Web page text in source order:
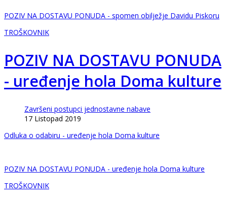
POZIV NA DOSTAVU PONUDA - spomen obilježje Davidu Piskoru
TROŠKOVNIK
POZIV NA DOSTAVU PONUDA
- uređenje hola Doma kulture
Završeni postupci jednostavne nabave
17 Listopad 2019
Odluka o odabiru - uređenje hola Doma kulture
POZIV NA DOSTAVU PONUDA - uređenje hola Doma kulture
TROŠKOVNIK